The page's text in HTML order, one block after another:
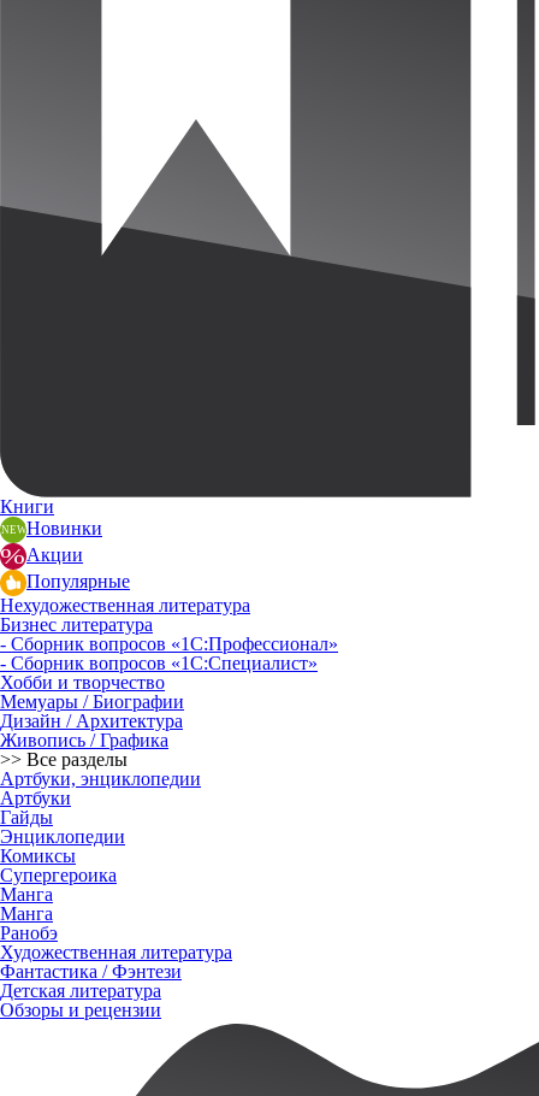
Книги
Новинки
Акции
Популярные
Нехудожественная литература
Бизнес литература
- Сборник вопросов «1С:Профессионал»
- Сборник вопросов «1С:Специалист»
Хобби и творчество
Мемуары / Биографии
Дизайн / Архитектура
Живопись / Графика
>> Все разделы
Артбуки, энциклопедии
Артбуки
Гайды
Энциклопедии
Комиксы
Супергероика
Манга
Манга
Ранобэ
Художественная литература
Фантастика / Фэнтези
Детская литература
Обзоры и рецензии